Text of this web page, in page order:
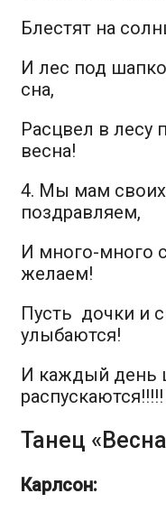
Блестят на
И лес под
сна,
Расцвел в лесу
весна!
4. Мы мам
поздравляем,
И много-много
желаем!
Пусть дочки и
улыбаются!
И каждый день
распускаются!!!!!
Танец
Карлсон: